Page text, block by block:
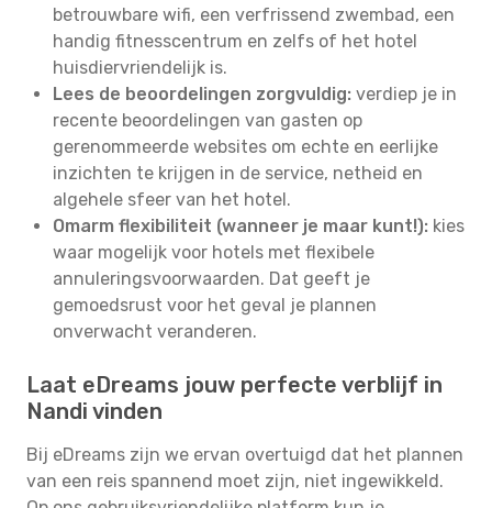
betrouwbare wifi, een verfrissend zwembad, een
handig fitnesscentrum en zelfs of het hotel
huisdiervriendelijk is.
Lees de beoordelingen zorgvuldig: verdiep je in
recente beoordelingen van gasten op
gerenommeerde websites om echte en eerlijke
inzichten te krijgen in de service, netheid en
algehele sfeer van het hotel.
Omarm flexibiliteit (wanneer je maar kunt!): kies
waar mogelijk voor hotels met flexibele
annuleringsvoorwaarden. Dat geeft je
gemoedsrust voor het geval je plannen
onverwacht veranderen.
Laat eDreams jouw perfecte verblijf in
Nandi vinden
Bij eDreams zijn we ervan overtuigd dat het plannen
van een reis spannend moet zijn, niet ingewikkeld.